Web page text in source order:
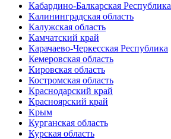
Кабардино-Балкарская Республика
Калининградская область
Калужская область
Камчатский край
Карачаево-Черкесская Республика
Кемеровская область
Кировская область
Костромская область
Краснодарский край
Красноярский край
Крым
Курганская область
Курская область